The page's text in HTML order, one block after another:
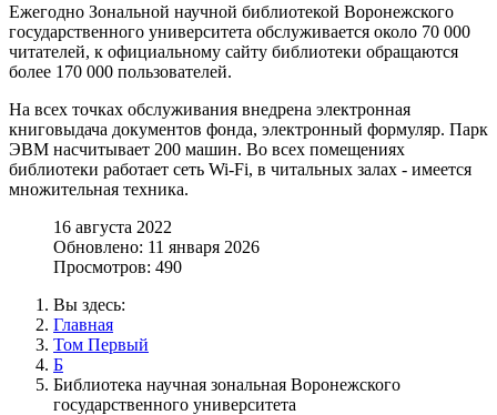
Ежегодно Зональной научной библиотекой Воронежского
государственного университета обслуживается около 70 000
читателей, к официальному сайту библиотеки обращаются
более 170 000 пользователей.
На всех точках обслуживания внедрена электронная
книговыдача документов фонда, электронный формуляр. Парк
ЭВМ насчитывает 200 машин. Во всех помещениях
библиотеки работает сеть Wi-Fi, в читальных залах - имеется
множительная техника.
16 августа 2022
Обновлено: 11 января 2026
Просмотров: 490
Вы здесь:
Главная
Том Первый
Б
Библиотека научная зональная Воронежского
государственного университета